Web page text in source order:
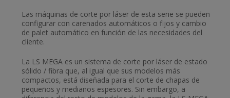
Las máquinas de corte por láser de esta serie se pueden
configurar con carenados automáticos o fijos y cambio
de palet automático en función de las necesidades del
cliente.
La LS MEGA es un sistema de corte por láser de estado
sólido / fibra que, al igual que sus modelos más
compactos, está diseñada para el corte de chapas de
pequeños y medianos espesores. Sin embargo, a